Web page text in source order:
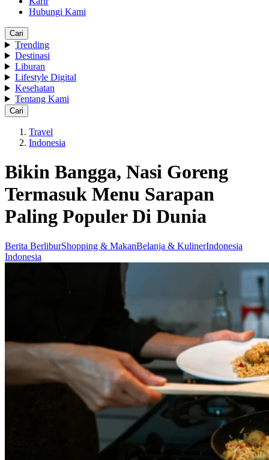
Hubungi Kami
Cari
Trending
Destinasi
Liburan
Lifestyle Digital
Kesehatan
Tentang Kami
Cari
Travel
Indonesia
Bikin Bangga, Nasi Goreng
Termasuk Menu Sarapan
Paling Populer Di Dunia
Berita BerliburShopping & MakanBelanja & KulinerIndonesia
Indonesia